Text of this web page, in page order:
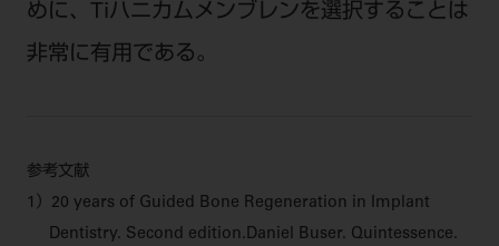
めに、Tiハニカムメンブレンを選択することは
非常に有用である。
参考文献
1）20 years of Guided Bone Regeneration in Implant
Dentistry. Second edition.Daniel Buser. Quintessence.